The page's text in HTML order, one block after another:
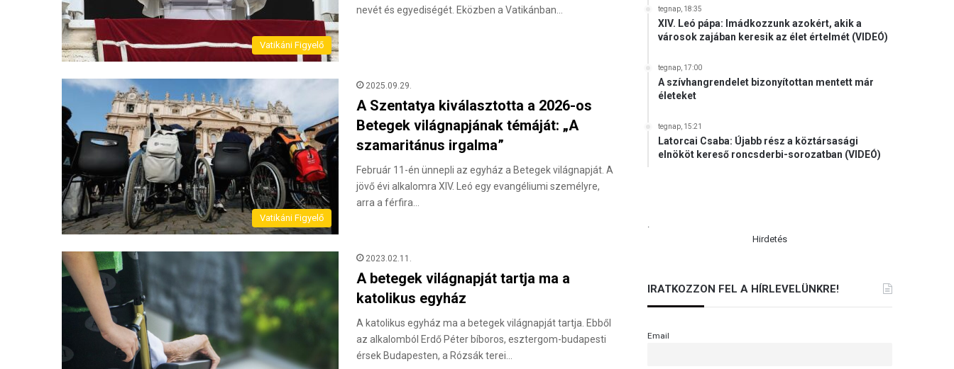
Vatikáni Figyelő
nevét és egyediségét. Eközben a Vatikánban…
Vatikáni Figyelő
2025.09.29.
A Szentatya kiválasztotta a 2026-os
Betegek világnapjának témáját: „A
szamaritánus irgalma”
Február 11-én ünnepli az egyház a Betegek világnapját. A
jövő évi alkalomra XIV. Leó egy evangéliumi személyre,
arra a férfira…
2023.02.11.
A betegek világnapját tartja ma a
katolikus egyház
A katolikus egyház ma a betegek világnapját tartja. Ebből
az alkalomból Erdő Péter bíboros, esztergom-budapesti
érsek Budapesten, a Rózsák terei…
tegnap, 18:35
XIV. Leó pápa: Imádkozzunk azokért, akik a
városok zajában keresik az élet értelmét (VIDEÓ)
tegnap, 17:00
A szívhangrendelet bizonyítottan mentett már
életeket
tegnap, 15:21
Latorcai Csaba: Újabb rész a köztársasági
elnököt kereső roncsderbi-sorozatban (VIDEÓ)
.
Hirdetés
IRATKOZZON FEL A HÍRLEVELÜNKRE!
Email